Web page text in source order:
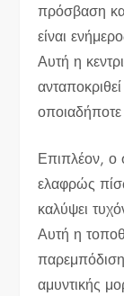
πρόσβαση
είναι
Αυτή η
Επιπλέον, ο
ελαφρώς
καλύψει
Αυτή η
αμυντικής